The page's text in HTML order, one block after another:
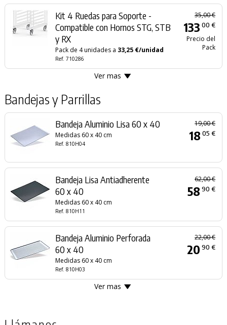
Kit 4 Ruedas para Soporte -
Compatible con Hornos STG, STB
y RX
Pack de 4 unidades a 33,25 €/unidad
Ref. 710286
35,00 €
133 00 €
Precio del
Pack
Ver mas
Bandejas y Parrillas
Bandeja Aluminio Lisa 60 x 40
Medidas 60 x 40 cm
Ref. 810H04
19,00 €
18 05 €
Bandeja Lisa Antiadherente
60 x 40
Medidas 60 x 40 cm
Ref. 810H11
62,00 €
58 90 €
Bandeja Aluminio Perforada
60 x 40
Medidas 60 x 40 cm
Ref. 810H03
22,00 €
20 90 €
Ver mas